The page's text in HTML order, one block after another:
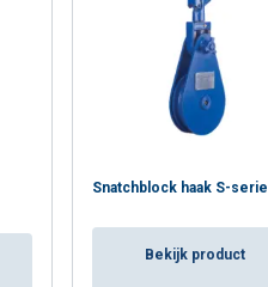
Snatchblock haak S-serie
Bekijk product